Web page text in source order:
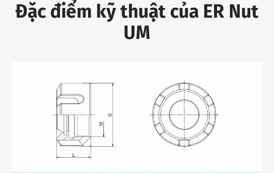
Đặc điểm kỹ thuật của ER Nut
UM